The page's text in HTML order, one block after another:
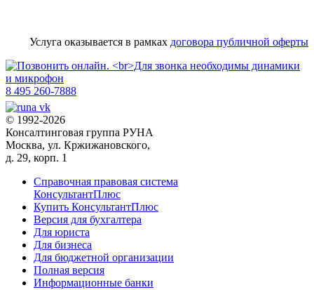
Услуга оказывается в рамках договора публичной оферты
8 495 260-7888
© 1992-2026
Консалтинговая группа РУНА
Москва, ул. Кржижановского,
д. 29, корп. 1
Справочная правовая система
КонсультантПлюс
Купить КонсультантПлюс
Версия для бухгалтера
Для юриста
Для бизнеса
Для бюджетной организации
Полная версия
Информационные банки